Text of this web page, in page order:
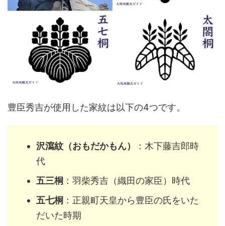
豊臣秀吉が使用した家紋は以下の4つです。
沢瀉紋（おもだかもん）
：木下藤吉郎時
代
五三桐 ：羽柴秀吉（織田の家臣）時代
五七桐 ：正親町天皇から豊臣の氏をいた
だいた時期